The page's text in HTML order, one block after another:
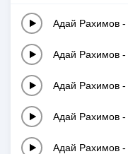
Адай Рахимов -
Адай Рахимов -
Адай Рахимов -
Адай Рахимов -
Адай Рахимов -